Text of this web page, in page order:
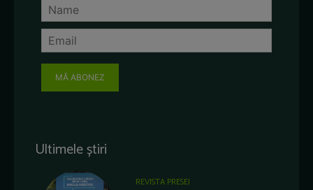
MĂ ABONEZ
Ultimele știri
REVISTA PRESEI